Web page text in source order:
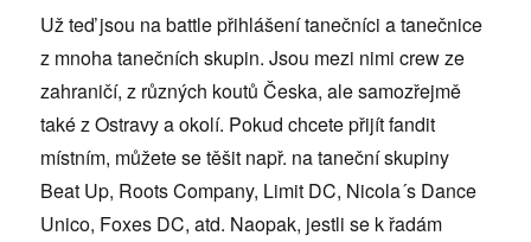
Už teď jsou na battle přihlášení tanečníci a tanečnice
z mnoha tanečních skupin. Jsou mezi nimi crew ze
zahraničí, z různých koutů Česka, ale samozřejmě
také z Ostravy a okolí. Pokud chcete přijít fandit
místním, můžete se těšit např. na taneční skupiny
Beat Up, Roots Company, Limit DC, Nicola´s Dance
Unico, Foxes DC, atd. Naopak, jestli se k řadám